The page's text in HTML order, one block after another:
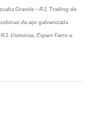
Grande – RJ, Trading de
de aço galvanizada
Usiminas, Expert Ferro e